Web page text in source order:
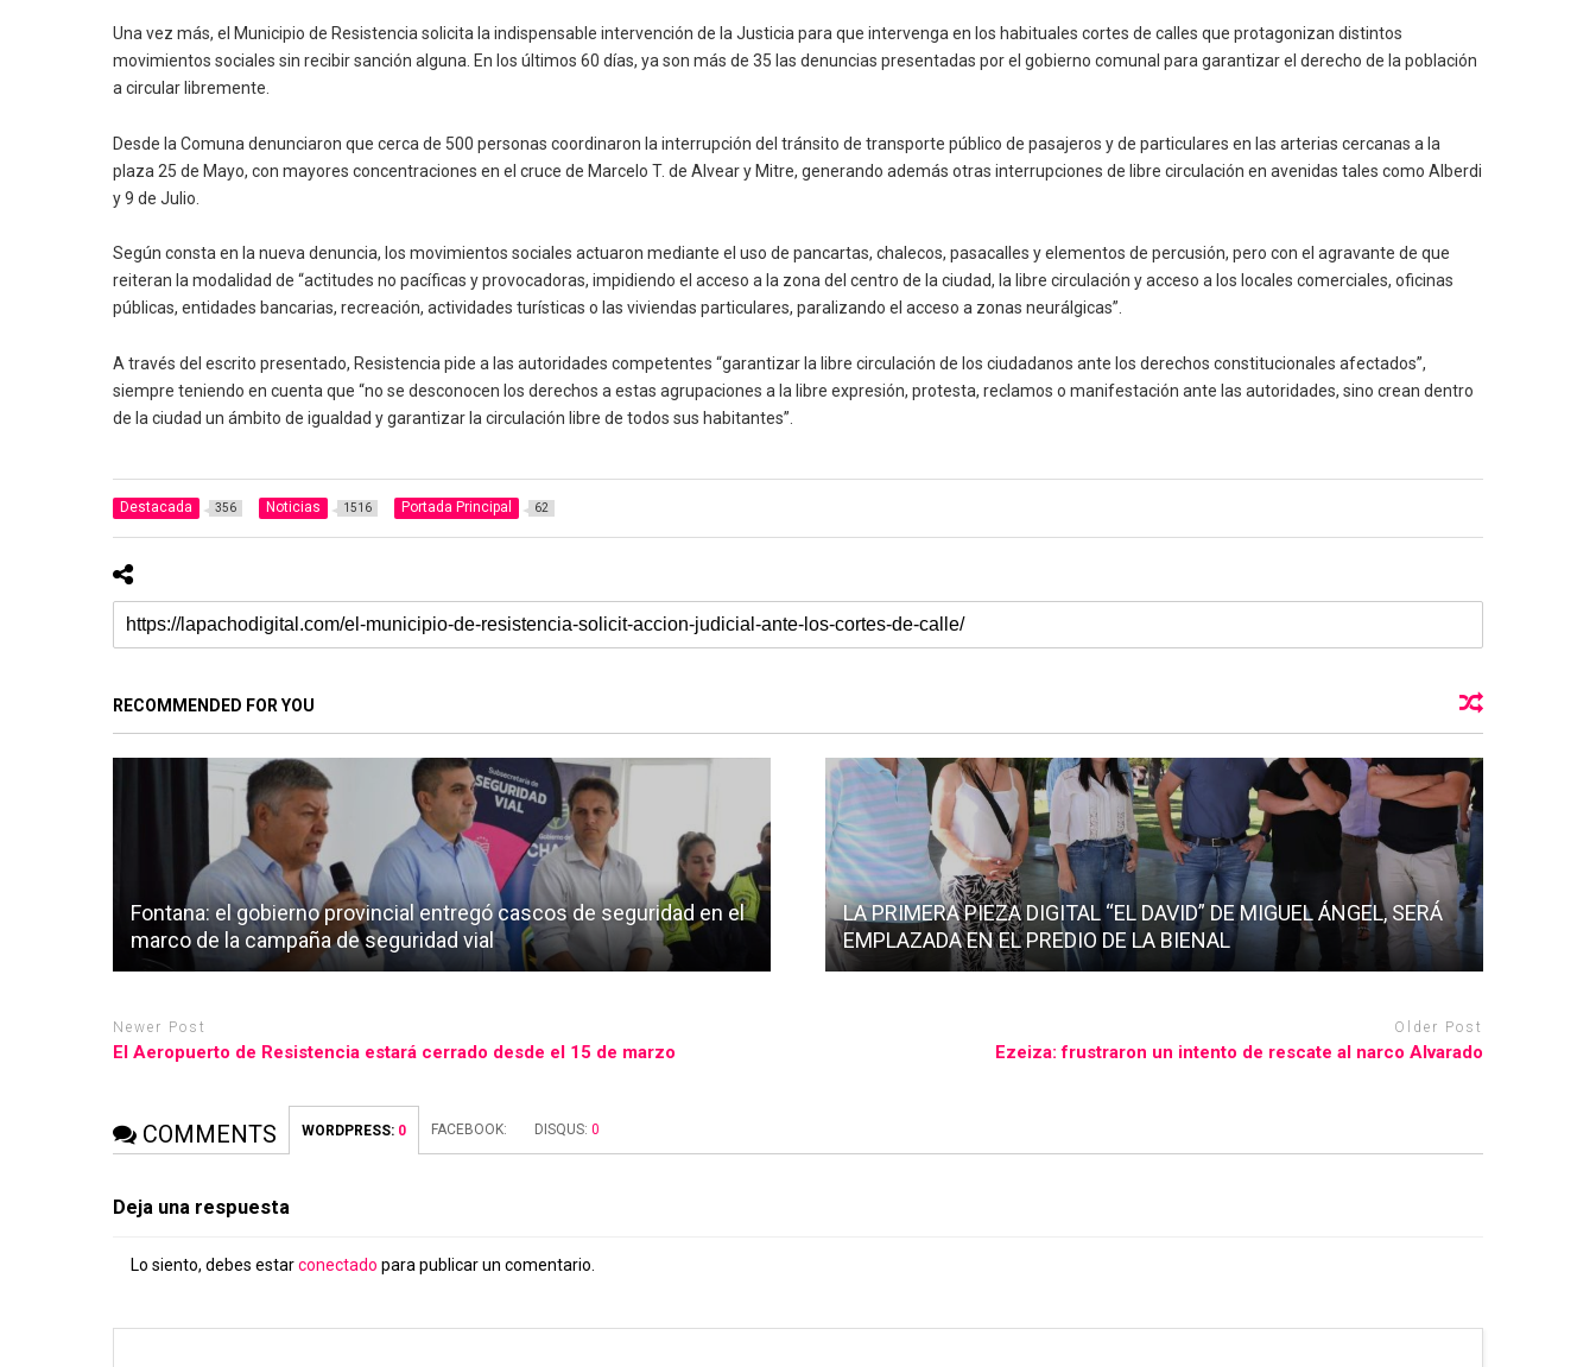
Una vez más, el Municipio de Resistencia solicita la indispensable intervención de la Justicia para que intervenga en los habituales cortes de calles que protagonizan distintos
movimientos sociales sin recibir sanción alguna. En los últimos 60 días, ya son más de 35 las denuncias presentadas por el gobierno comunal para garantizar el derecho de la población
a circular libremente.
Desde la Comuna denunciaron que cerca de 500 personas coordinaron la interrupción del tránsito de transporte público de pasajeros y de particulares en las arterias cercanas a la
plaza 25 de Mayo, con mayores concentraciones en el cruce de Marcelo T. de Alvear y Mitre, generando además otras interrupciones de libre circulación en avenidas tales como Alberdi
y 9 de Julio.
Según consta en la nueva denuncia, los movimientos sociales actuaron mediante el uso de pancartas, chalecos, pasacalles y elementos de percusión, pero con el agravante de que
reiteran la modalidad de “actitudes no pacíficas y provocadoras, impidiendo el acceso a la zona del centro de la ciudad, la libre circulación y acceso a los locales comerciales, oficinas
públicas, entidades bancarias, recreación, actividades turísticas o las viviendas particulares, paralizando el acceso a zonas neurálgicas”.
A través del escrito presentado, Resistencia pide a las autoridades competentes “garantizar la libre circulación de los ciudadanos ante los derechos constitucionales afectados”,
siempre teniendo en cuenta que “no se desconocen los derechos a estas agrupaciones a la libre expresión, protesta, reclamos o manifestación ante las autoridades, sino crean dentro
de la ciudad un ámbito de igualdad y garantizar la circulación libre de todos sus habitantes”.
Destacada 356 Noticias 1516 Portada Principal 62
RECOMMENDED FOR YOU
Fontana: el gobierno provincial entregó cascos de seguridad en el
marco de la campaña de seguridad vial
LA PRIMERA PIEZA DIGITAL “EL DAVID” DE MIGUEL ÁNGEL, SERÁ
EMPLAZADA EN EL PREDIO DE LA BIENAL
Newer Post
El Aeropuerto de Resistencia estará cerrado desde el 15 de marzo
Older Post
Ezeiza: frustraron un intento de rescate al narco Alvarado
COMMENTS WORDPRESS: 0 FACEBOOK: DISQUS:0
Deja una respuesta
Lo siento, debes estarconectado para publicar un comentario.